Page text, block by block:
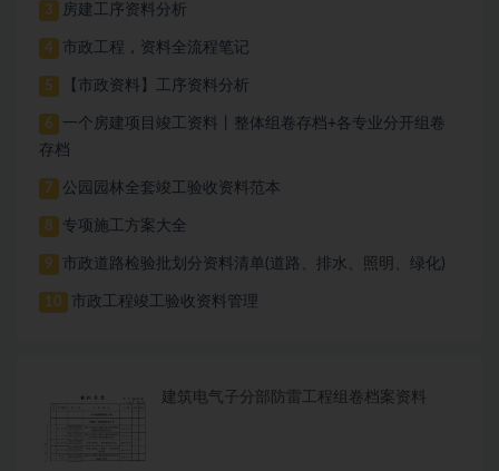
3 房建工序资料分析
4 市政工程，资料全流程笔记
5 【市政资料】工序资料分析
6
一个房建项目竣工资料丨整体组卷存档+各专业分开组卷
存档
7 公园园林全套竣工验收资料范本
8 专项施工方案大全
9 市政道路检验批划分资料清单(道路、排水、照明、绿化)
10 市政工程竣工验收资料管理
建筑电气子分部防雷工程组卷档案资料